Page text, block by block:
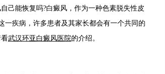
己能恢复吗?白癜风，作为一种色素脱失性皮
一疾病，许多患者及其家长都会有一个共同的
武汉环亚白癜风医院的介绍。